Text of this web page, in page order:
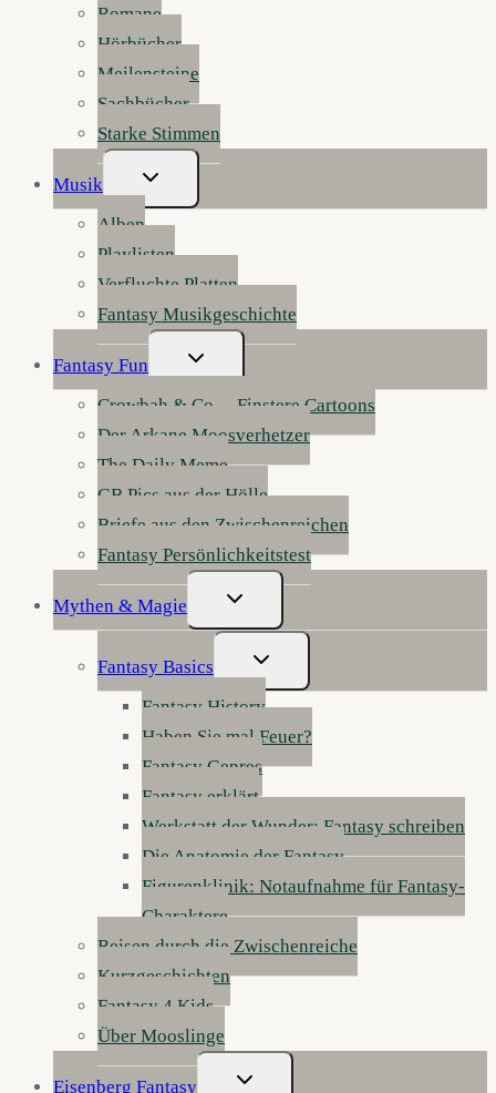
Romane
Hörbücher
Meilensteine
Sachbücher
Starke Stimmen
Musik
Untermenü
Umschalten
Alben
Playlisten
Verfluchte Platten
Fantasy Musikgeschichte
Fantasy Fun
Untermenü
Umschalten
Crowbah & Co. – Finstere Cartoons
Der Arkane Moosverhetzer
The Daily Meme
GB Pics aus der Hölle
Briefe aus den Zwischenreichen
Fantasy Persönlichkeitstest
Mythen & Magie
Untermenü
Umschalten
Fantasy Basics
Untermenü
Umschalten
Fantasy History
Haben Sie mal Feuer?
Fantasy Genres
Fantasy erklärt
Werkstatt der Wunder: Fantasy schreiben
Die Anatomie der Fantasy
Figurenklinik: Notaufnahme für Fantasy-
Charaktere
Reisen durch die Zwischenreiche
Kurzgeschichten
Fantasy 4 Kids
Über Mooslinge
Eisenberg Fantasy
Untermenü